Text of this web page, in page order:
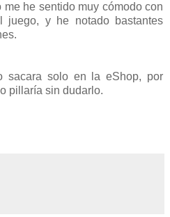
he sentido muy cómodo con
juego, y he notado bastantes
sacara solo en la eShop, por
pillaría sin dudarlo.